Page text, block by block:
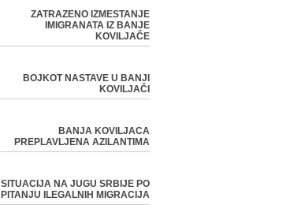
ZATRAZENO IZMESTANJE
IMIGRANATA IZ BANJE
KOVILJAČE
BOJKOT NASTAVE U BANJI
KOVILJAČI
BANJA KOVILJACA
PREPLAVLJENA AZILANTIMA
SITUACIJA NA JUGU SRBIJE PO
PITANJU ILEGALNIH MIGRACIJA